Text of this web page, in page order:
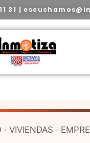
31 |
· VIVIENDAS ·